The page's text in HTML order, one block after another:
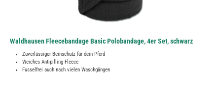
Waldhausen Fleecebandage Basic Polobandage, 4er Set, schwarz
Zuverlässiger Beinschutz für dein Pferd
Weiches Antipilling Fleece
Fusselfrei auch nach vielen Waschgängen